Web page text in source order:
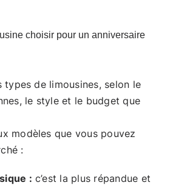
choisir pour un anniversaire
de limousines, selon le
le style et le budget que
modèles que vous pouvez
:
: c’est la plus répandue et